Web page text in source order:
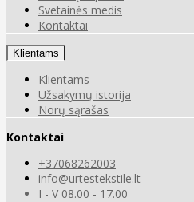
Svetainės medis
Kontaktai
Klientams
Klientams
Užsakymų istorija
Norų sąrašas
Kontaktai
+37068262003
info@urtestekstile.lt
I - V 08.00 - 17.00